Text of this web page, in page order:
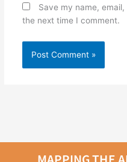
Save my name,
the next time I comment.
MAPPING THE